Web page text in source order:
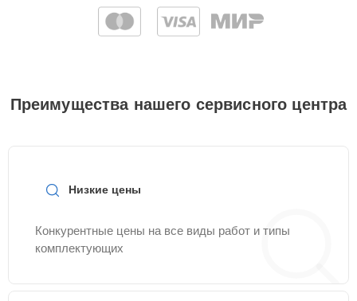
Преимущества нашего сервисного центра
Низкие цены
Конкурентные цены на все виды работ и типы
комплектующих